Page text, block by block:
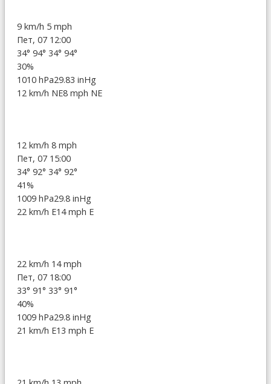
9 km/h 5 mph
Пет, 07 12:00
34° 94° 34° 94°
30%
1010 hPa29.83 inHg
12 km/h NE8 mph NE
12 km/h 8 mph
Пет, 07 15:00
34° 92° 34° 92°
41%
1009 hPa29.8 inHg
22 km/h E14 mph E
22 km/h 14 mph
Пет, 07 18:00
33° 91° 33° 91°
40%
1009 hPa29.8 inHg
21 km/h E13 mph E